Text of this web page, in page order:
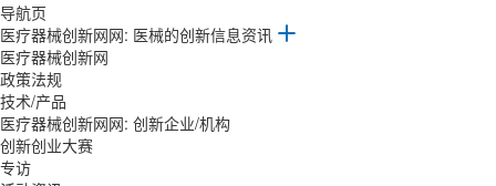
导航页
医疗器械创新网网: 医械的创新信息资讯
医疗器械创新网
政策法规
技术/产品
医疗器械创新网网: 创新企业/机构
创新创业大赛
专访